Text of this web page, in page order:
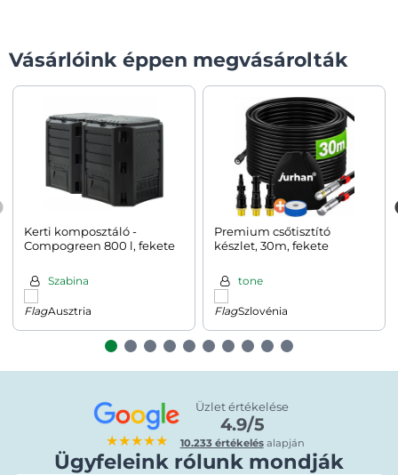
Vásárlóink éppen megvásárolták
Kerti komposztáló -
Compogreen 800 l, fekete
Szabina
Ausztria
Premium csőtisztító
készlet, 30m, fekete
tone
Szlovénia
★★★★★
Üzlet értékelése
4.9/5
10.233 értékelésalapján
Ügyfeleink rólunk mondják